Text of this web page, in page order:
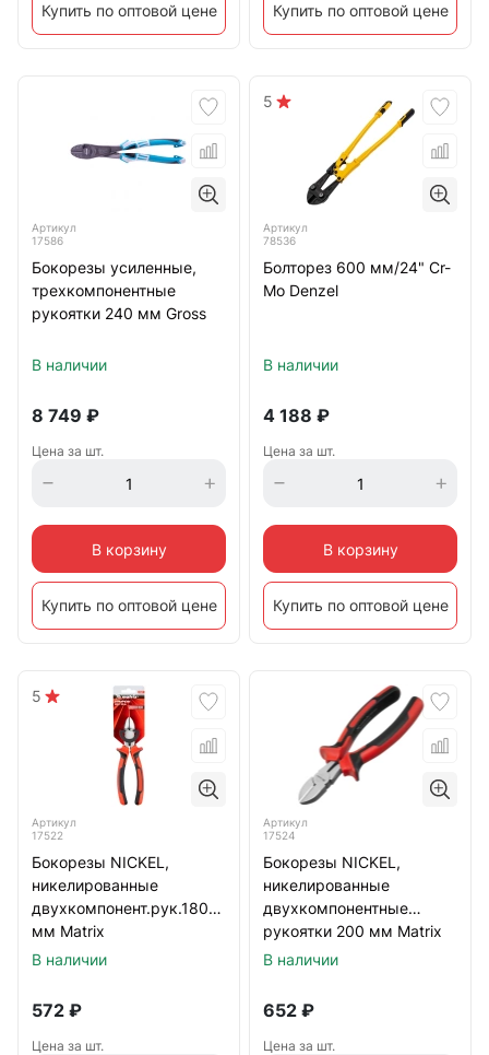
Купить по оптовой цене Купить по оптовой цене
Артикул
17586
Бокорезы усиленные,
трехкомпонентные
рукоятки 240 мм Gross
В наличии
8 749 ₽
Цена за шт.
В корзину
Купить по оптовой цене
5
Артикул
78536
Болторез 600 мм/24" Cr-
Mo Denzel
В наличии
4 188 ₽
Цена за шт.
В корзину
Купить по оптовой цене
5
Артикул
17522
Бокорезы NICKEL,
никелированные
двухкомпонент.рук.180
мм Matrix
В наличии
572 ₽
Цена за шт.
Артикул
17524
Бокорезы NICKEL,
никелированные
двухкомпонентные
рукоятки 200 мм Matrix
В наличии
652 ₽
Цена за шт.